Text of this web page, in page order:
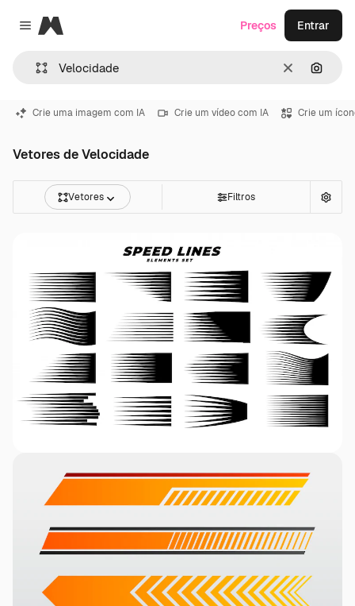
Close menu
Magnific
Limpar
Preços Entrar
Crie uma imagem com IA Crie um vídeo com IA Crie um
Vetores de Velocidade
Vetores Filtros